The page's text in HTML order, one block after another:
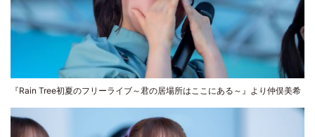
『Rain Tree初夏のフリーライブ～君の居場所はここにある～』より仲俣美希